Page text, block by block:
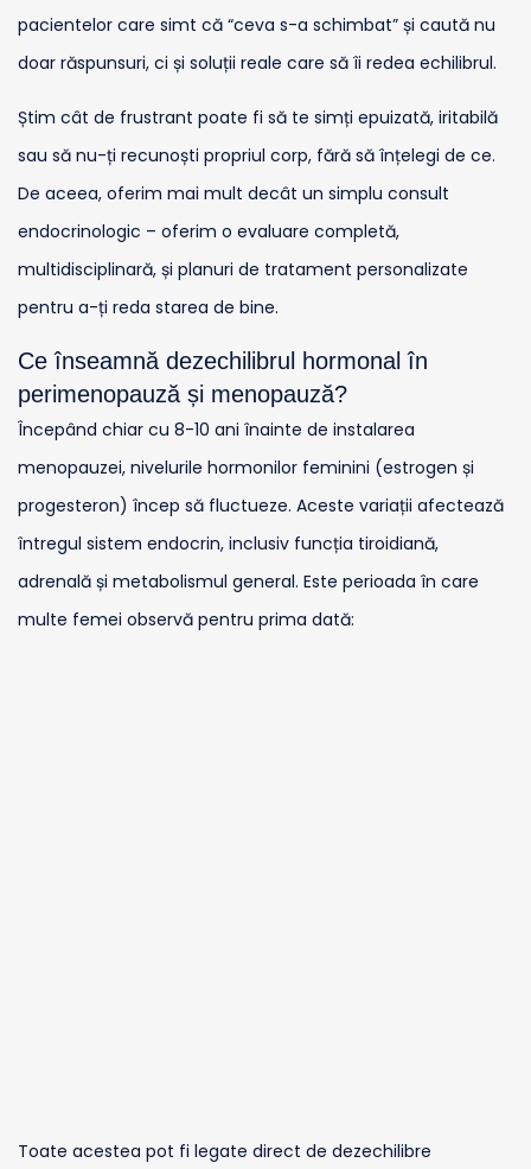
pacientelor care simt că “ceva s-a schimbat” și caută nu
doar răspunsuri, ci și soluții reale care să îi redea echilibrul.
Știm cât de frustrant poate fi să te simți epuizată, iritabilă
sau să nu-ți recunoști propriul corp, fără să înțelegi de ce.
De aceea, oferim mai mult decât un simplu consult
endocrinologic – oferim o evaluare completă,
multidisciplinară, și planuri de tratament personalizate
pentru a-ți reda starea de bine.
Ce înseamnă dezechilibrul hormonal în
perimenopauză și menopauză?
Începând chiar cu 8-10 ani înainte de instalarea
menopauzei, nivelurile hormonilor feminini (estrogen și
progesteron) încep să fluctueze. Aceste variații afectează
întregul sistem endocrin, inclusiv funcția tiroidiană,
adrenală și metabolismul general. Este perioada în care
multe femei observă pentru prima dată:
Toate acestea pot fi legate direct de dezechilibre